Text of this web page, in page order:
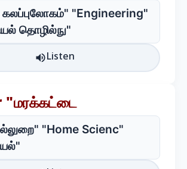
"Engineering"
தொழில்நு"
Listen
"மரக்கட்டை
"Home Scienc"